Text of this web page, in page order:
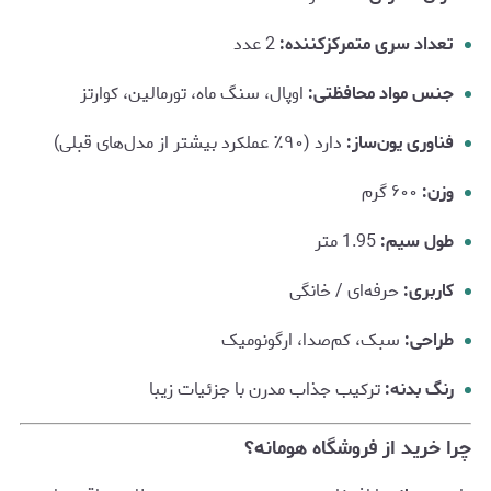
تعداد سری متمرکزکننده:
جنس مواد محافظتی: اوپال، سنگ ماه، تورمالین، کوارتز
فناوری یون‌ساز: دارد (۹۰٪ عملکرد بیشتر از مدل‌های قبلی)
وزن:
طول سیم:
کاربری: حرفه‌ای / خانگی
طراحی: سبک، کم‌صدا، ارگونومیک
رنگ بدنه:ترکیب جذاب مدرن با جزئیات زیبا
چرا خرید از فروشگاههومانه؟